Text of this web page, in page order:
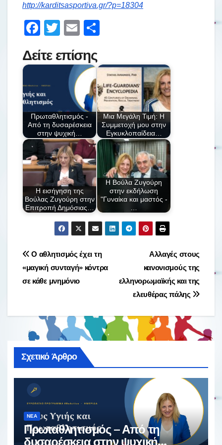
http://karditsasportiva.gr/?p=18304
F
c
b
o
o
k
T
tt
er
E
ail ρ
α
σ
τε
ίτ
ε
Δείτε επίσης
Πρωταθλητισμός -
Από τη δυσαρέσκεια
στην ψυχική…
Μια Μεγάλη Τιμή: Η
Συμμετοχή μου στην
Εγκυκλοπαίδεια…
Η εισήγηση της
Βούλας Ζυγούρη στην
Επιτροπή Δημόσιας…
Η Βούλα Ζυγούρη
στην εκδήλωση
"Γυναίκα και μαστός -
Πλοήγηση
άρθρων
Αλλαγές στους
κανονισμούς της
ελληνορωμαϊκής και της
ελευθέρας πάλης
Ο αθλητισμός έχει τη
«μαγική συνταγή» κόντρα
σε κάθε μνημόνιο
Σχετικό Άρθρο
ΝΈΑ
Πρωταθλητισμός – Από τη
δυσαρέσκεια στην ψυχική